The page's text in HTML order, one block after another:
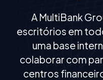
A MultiBank
escritórios em
uma base
colaborar com
centros